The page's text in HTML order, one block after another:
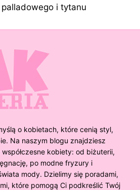
palladowego i tytanu
o kobietach, które cenią styl,
Na naszym blogu znajdziesz
kobiety: od biżuterii,
po modne fryzury i
mody. Dzielimy się poradami,
które pomogą Ci podkreślić Twój